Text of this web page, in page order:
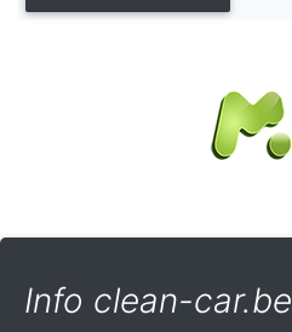
Info clean-car.be